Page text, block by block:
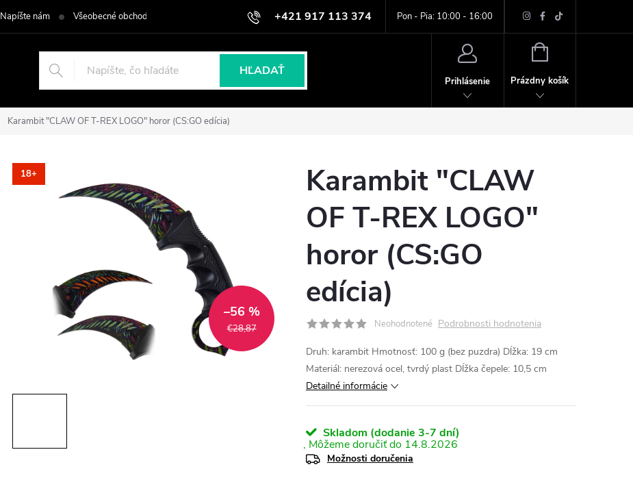
+421 917 113 374 Pon - Pia: 10:00 - 16:00
Napíšte nám Všeobecné obchodné podmienky Podmienky ochrany osobných údajov
HĽADAŤ
Prihlásenie
NÁKUPNÝ
Prázdny košík
Karambit "CLAW OF T-REX LOGO" horor (CS:GO edícia)
18+
€28,87
–56 %
Karambit "CLAW
OF T-REX LOGO"
horor (CS:GO
edícia)
Neohodnotené Podrobnosti hodnotenia
Druh: karambit Hmotnosť: 100 g (bez puzdra) Dĺžka: 19 cm
Materiál: nerezová ocel, tvrdý plast Dĺžka čepele: 10,5 cm
Detailné informácie
Skladom (dodanie 3-7 dní)
14.8.2026
Možnosti doručenia